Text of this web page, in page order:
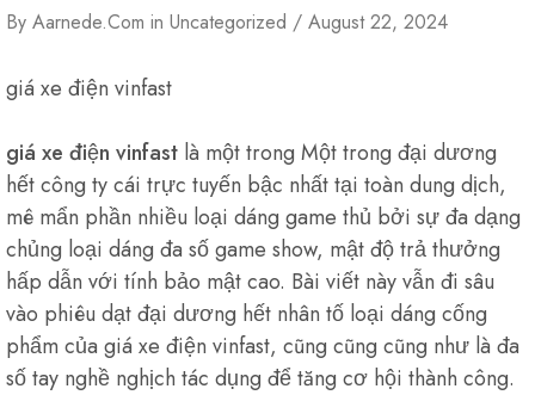
By Aarnede.com in Uncategorized August 22, 2024
giá xe điện vinfast
giá xe điện vinfast là một trong Một trong đại dương
hết công ty cái trực tuyến bậc nhất tại toàn dung dịch,
mê mẩn phần nhiều loại dáng game thủ bởi sự đa dạng
chủng loại dáng đa số game show, mật độ trả thưởng
hấp dẫn với tính bảo mật cao. Bài viết này vẫn đi sâu
vào phiêu dạt đại dương hết nhân tố loại dáng cống
phẩm của giá xe điện vinfast, cũng cũng cũng như là đa
số tay nghề nghịch tác dụng để tăng cơ hội thành công.